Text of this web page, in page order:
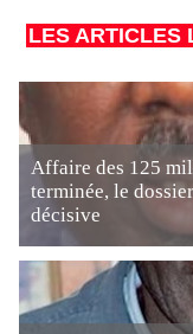
LES ARTICLES
Affaire des 125
terminée, le
décisive